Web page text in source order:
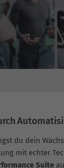
du dein
mit echter
Suite